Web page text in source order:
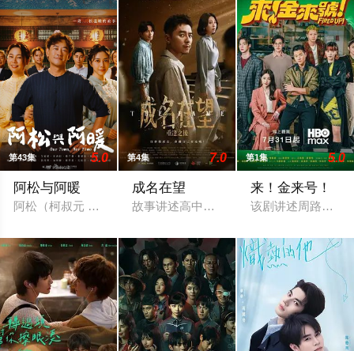
第43集 5.0
阿松与阿暖
阿松（柯叔元 饰）与阿芬（韩瑜 饰）是一对离婚夫妻，但离婚
第4集 7.0
成名在望
故事讲述高中好友陈志伟（李国毅 饰）
第1集 5.0
来！金来号！
该剧讲述周路勇（